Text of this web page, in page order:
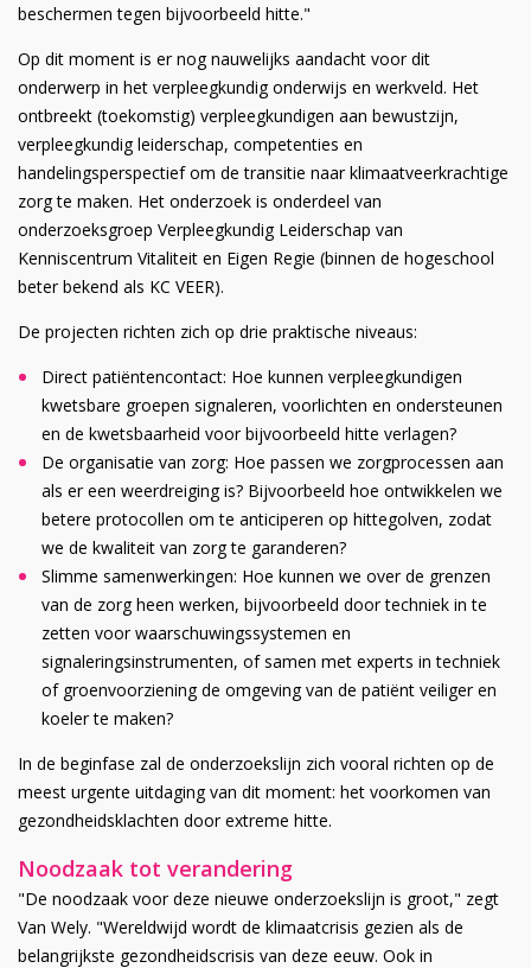
beschermen tegen bijvoorbeeld hitte."
Op dit moment is er nog nauwelijks aandacht voor dit
onderwerp in het verpleegkundig onderwijs en werkveld. Het
ontbreekt (toekomstig) verpleegkundigen aan bewustzijn,
verpleegkundig leiderschap, competenties en
handelingsperspectief om de transitie naar klimaatveerkrachtige
zorg te maken. Het onderzoek is onderdeel van
onderzoeksgroep Verpleegkundig Leiderschap van
Kenniscentrum Vitaliteit en Eigen Regie (binnen de hogeschool
beter bekend als KC VEER).
De projecten richten zich op drie praktische niveaus:
Direct patiëntencontact: Hoe kunnen verpleegkundigen
kwetsbare groepen signaleren, voorlichten en ondersteunen
en de kwetsbaarheid voor bijvoorbeeld hitte verlagen?
De organisatie van zorg: Hoe passen we zorgprocessen aan
als er een weerdreiging is? Bijvoorbeeld hoe ontwikkelen we
betere protocollen om te anticiperen op hittegolven, zodat
we de kwaliteit van zorg te garanderen?
Slimme samenwerkingen: Hoe kunnen we over de grenzen
van de zorg heen werken, bijvoorbeeld door techniek in te
zetten voor waarschuwingssystemen en
signaleringsinstrumenten, of samen met experts in techniek
of groenvoorziening de omgeving van de patiënt veiliger en
koeler te maken?
In de beginfase zal de onderzoekslijn zich vooral richten op de
meest urgente uitdaging van dit moment: het voorkomen van
gezondheidsklachten door extreme hitte.
Noodzaak tot verandering
"De noodzaak voor deze nieuwe onderzoekslijn is groot," zegt
Van Wely. "Wereldwijd wordt de klimaatcrisis gezien als de
belangrijkste gezondheidscrisis van deze eeuw. Ook in